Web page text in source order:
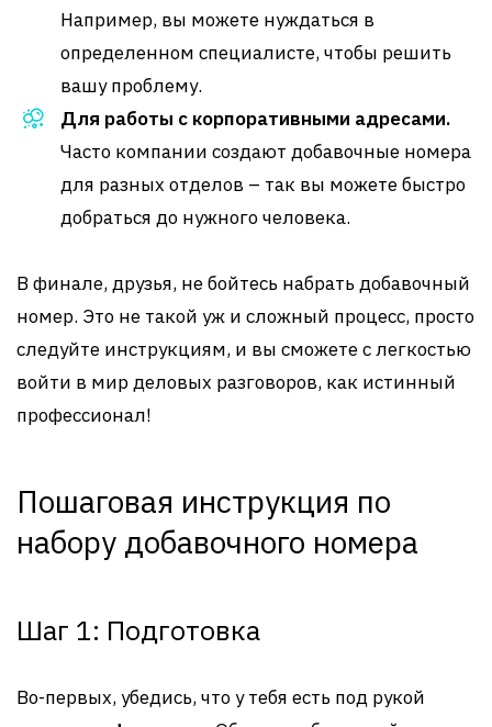
Например, вы можете нуждаться в
определенном специалисте, чтобы решить
вашу проблему.
Для работы с корпоративными адресами.
Часто компании создают добавочные номера
для разных отделов – так вы можете быстро
добраться до нужного человека.
В финале, друзья, не бойтесь набрать добавочный
номер. Это не такой уж и сложный процесс, просто
следуйте инструкциям, и вы сможете с легкостью
войти в мир деловых разговоров, как истинный
профессионал!
Пошаговая инструкция по
набору добавочного номера
Шаг 1: Подготовка
Во-первых, убедись, что у тебя есть под рукой